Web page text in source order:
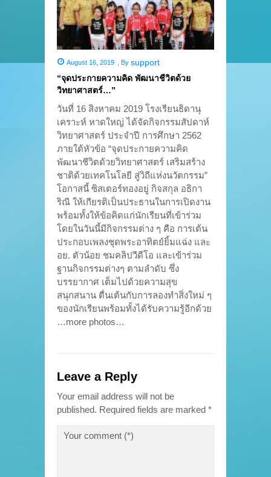
August 16, 2019 By support
“จุดประกายความคิด พัฒนาชีวิตด้วย
วิทยาศาสตร์…”
วันที่ 16 สิงหาคม 2019 โรงเรียนธิดานุ
เคราะห์ หาดใหญ่ ได้จัดกิจกรรมสัปดาห์
วิทยาศาสตร์ ประจำปี การศึกษา 2562
ภายใต้หัวข้อ “จุดประกายความคิด
พัฒนาชีวิตด้วยวิทยาศาสตร์ เสริมสร้าง
ชาติด้วยเทคโนโลยี สู่วิถีแห่งนวัตกรรม”
โอกาสนี้ ซิสเตอร์ทองอยู่ กิจสกุล อธิกา
ริณี ให้เกียรติเป็นประธานในการเปิดงาน
พร้อมทั้งให้ข้อคิดแก่นักเรียนที่เข้าร่วม
โดยในวันนี้มีกิจกรรมต่าง ๆ คือ การเต้น
ประกอบเพลงชุดพระอาทิตย์ยิ้มแฉ่ง และ
อย. ตัวน้อย ชมคลิปวีดีโอ และเข้าร่วม
ฐานกิจกรรมต่างๆ ตามลำดับ ซึ่ง
บรรยากาศ เต็มไปด้วยความสุข
สนุกสนาน ตื่นเต้นกับการลองทำสิ่งใหม่ ๆ
ของนักเรียนพร้อมทั้งได้รับความรู้อีกด้วย
…more photos…
Leave a Reply
Your email address will not be
published. Required fields are marked *